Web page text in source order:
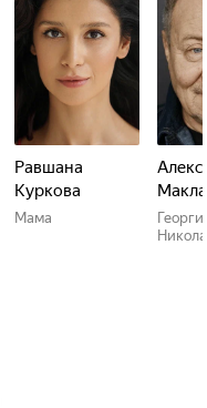
Равшана
Куркова
Мама